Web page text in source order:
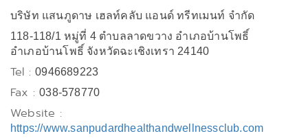
บริษัท แสนภูดาษ เฮลท์คลับ แอนด์ ทรีทเมนท์ จำกัด
118-118/1 หมู่ที่ 4 ตำบลลาดขวาง อำเภอบ้านโพธิ์
อำเภอบ้านโพธิ์ จังหวัดฉะเชิงเทรา 24140
Tel :0946689223
Fax :038-578770
Website :
https://www.sanpudardhealthandwellnessclub.com